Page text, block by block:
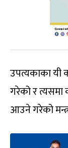
उपत्यकाका यी
गरेको र त्यसमा
आउने गरेको